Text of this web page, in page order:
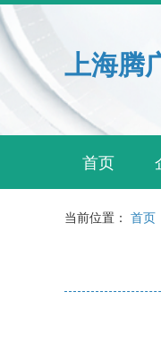
上海腾
首页
当前位置： 首页